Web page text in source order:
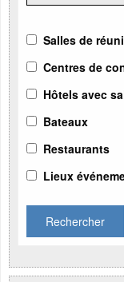
Salles de
Centres de
Hôtels avec
Bateaux
Restaurants
Lieux
Rechercher